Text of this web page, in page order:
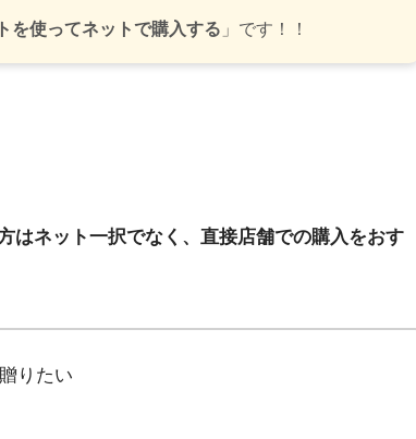
を使ってネットで購入する 」です！！
はネット一択でなく、直接店舗での購入をおす
りたい